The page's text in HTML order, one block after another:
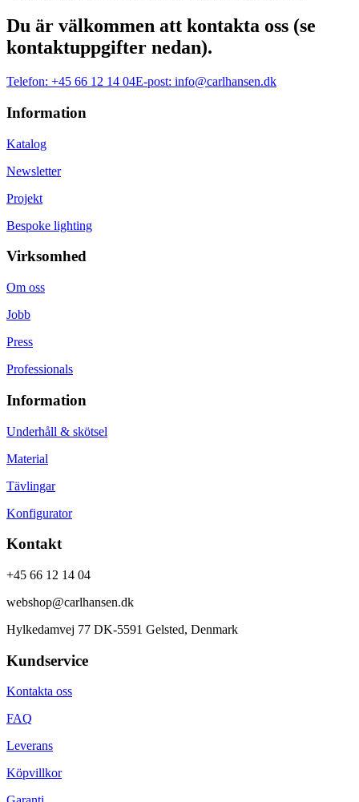
Du är välkommen att kontakta oss (se
kontaktuppgifter nedan).
Telefon: +45 66 12 14 04E-post: info@carlhansen.dk
Information
Katalog
Newsletter
Projekt
Bespoke lighting
Virksomhed
Om oss
Jobb
Press
Professionals
Information
Underhåll & skötsel
Material
Tävlingar
Konfigurator
Kontakt
+45 66 12 14 04
webshop@carlhansen.dk
Hylkedamvej 77 DK-5591 Gelsted, Denmark
Kundservice
Kontakta oss
FAQ
Leverans
Köpvillkor